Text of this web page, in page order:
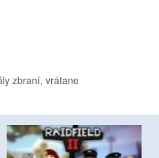
zbraní, vrátane